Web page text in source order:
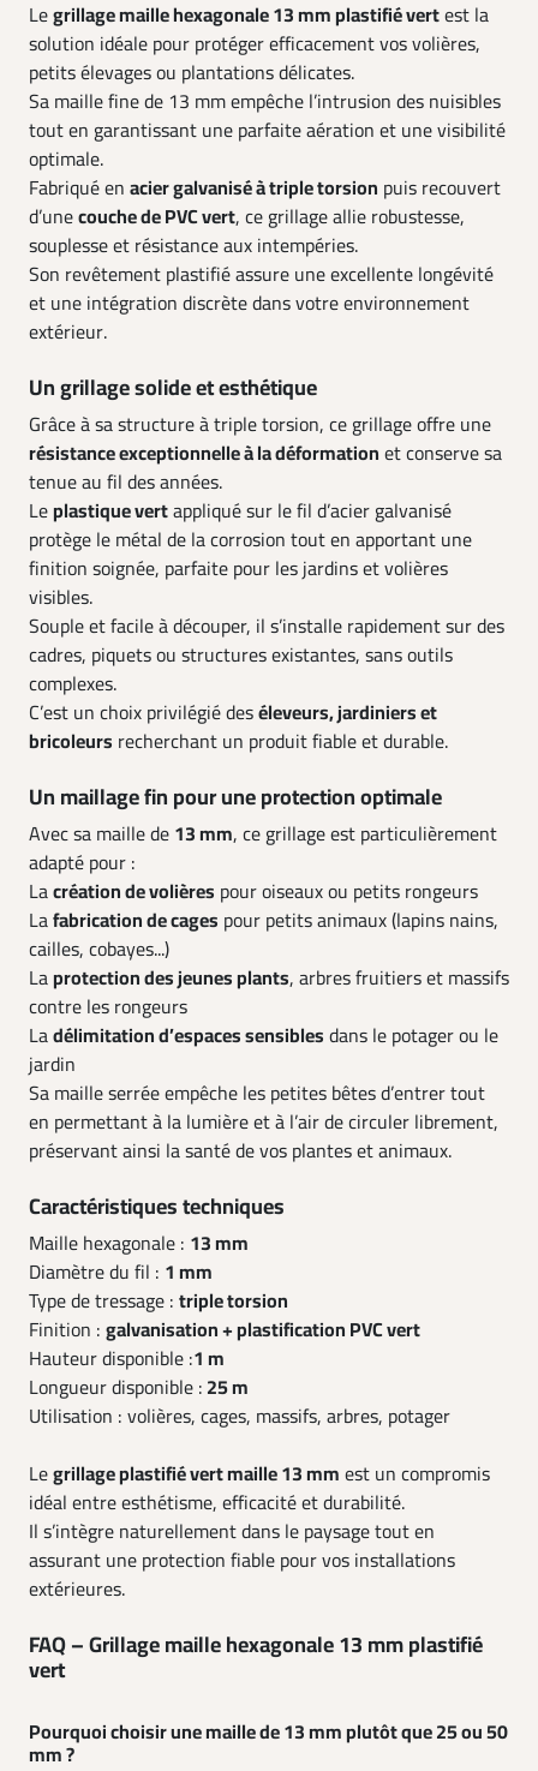
Legrillage maille hexagonale 13 mm plastifié vertest la
solution idéale pour protéger efficacement vos volières,
petits élevages ou plantations délicates.
Sa maille fine de 13 mm empêche l’intrusion des nuisibles
tout en garantissant une parfaite aération et une visibilité
optimale.
Fabriqué en acier galvanisé à triple torsion puis recouvert
d’unecouche de PVC vert, ce grillage allie robustesse,
souplesse et résistance aux intempéries.
Son revêtement plastifié assure une excellente longévité
et une intégration discrète dans votre environnement
extérieur.
Un grillage solide et esthétique
Grâce à sa structure à triple torsion, ce grillage offre une
résistance exceptionnelle à la déformation et conserve sa
tenue au fil des années.
Leplastique vertappliqué sur le fil d’acier galvanisé
protège le métal de la corrosion tout en apportant une
finition soignée, parfaite pour les jardins et volières
visibles.
Souple et facile à découper, il s’installe rapidement sur des
cadres, piquets ou structures existantes, sans outils
complexes.
C’est un choix privilégié deséleveurs, jardiniers et
bricoleurs recherchant un produit fiable et durable.
Un maillage fin pour une protection optimale
Avec sa maille de 13 mm, ce grillage est particulièrement
adapté pour :
Lacréation de volières pour oiseaux ou petits rongeurs
Lafabrication de cages pour petits animaux (lapins nains,
cailles, cobayes...)
Laprotection des jeunes plants, arbres fruitiers et massifs
contre les rongeurs
Ladélimitation d’espaces sensibles dans le potager ou le
jardin
Sa maille serrée empêche les petites bêtes d’entrer tout
en permettant à la lumière et à l’air de circuler librement,
préservant ainsi la santé de vos plantes et animaux.
Caractéristiques techniques
Maille hexagonale : 13 mm
Diamètre du fil : 1 mm
Type de tressage : triple torsion
Finition : galvanisation + plastification PVC vert
Hauteur disponible :1 m
Longueur disponible : 25 m
Utilisation : volières, cages, massifs, arbres, potager
Legrillage plastifié vert maille 13 mm est un compromis
idéal entre esthétisme, efficacité et durabilité.
Il s’intègre naturellement dans le paysage tout en
assurant une protection fiable pour vos installations
extérieures.
FAQ – Grillage maille hexagonale 13 mm plastifié
vert
Pourquoi choisir une maille de 13 mm plutôt que 25 ou 50
mm ?